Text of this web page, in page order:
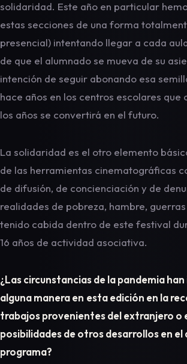
solidaridad. Este año en particular
estas secciones de una forma
presencial) intentando llegar a cada
de que el alumnado se mueva de su
intención de seguir abonando esa
hace años en los centros escolares que
los años se convertirá en el futuro.
La solidaridad es el otro elemento
de las herramientas cinematográficas
de difusión, de concienciación y de
realidades de pobreza, hambre,
tenido cabida dentro de este festival
16 años de actividad asociativa.
¿Las circunstancias de la pandemia
alguna manera en esta edición en la
trabajos provenientes del extranjero o
posibilidades de otros desarrollos en el
programa?